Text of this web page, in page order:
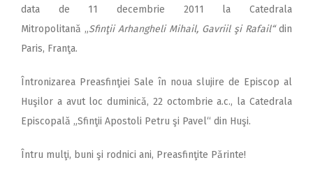
data de 11 decembrie 2011 la Catedrala
Mitropolitană „Sfinţii Arhangheli Mihail, Gavriil şi Rafail“din
Paris, Franţa.
Întronizarea Preasfinţiei Sale în noua slujire de Episcop al
Huşilor a avut loc duminică, 22 octombrie a.c., la Catedrala
Episcopală „Sfinţii Apostoli Petru şi Pavel“ din Huşi.
Întru mulţi, buni şi rodnici ani, Preasfinţite Părinte!